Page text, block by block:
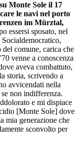
Monte Sole il 17
le navi nel porto
im Mürztal,
essersi sposato, nel
comune, carica che
venne a conoscenza
aveva combattuto,
storia, scrivendo a
avvicendati nella
non indifferenza.
e mi dispiace
[Monte Sole] dove
mia generazione che
sconvolto per